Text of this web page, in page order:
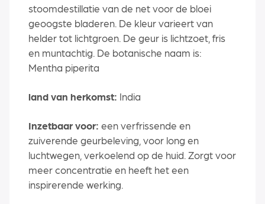
stoomdestillatie van de net voor de bloei
geoogste bladeren. De kleur varieert van
helder tot lichtgroen. De geur is lichtzoet, fris
en muntachtig. De botanische naam is:
Mentha piperita
land van herkomst: India
Inzetbaar voor: een verfrissende en
zuiverende geurbeleving, voor long en
luchtwegen, verkoelend op de huid. Zorgt voor
meer concentratie en heeft het een
inspirerende werking.